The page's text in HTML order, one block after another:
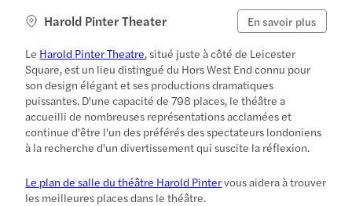
Harold Pinter Theater En savoir plus
Le Harold Pinter Theatre, situé juste à côté de Leicester
Square, est un lieu distingué du Hors West End connu pour
son design élégant et ses productions dramatiques
puissantes. D'une capacité de 798 places, le théâtre a
accueilli de nombreuses représentations acclamées et
continue d'être l'un des préférés des spectateurs londoniens
à la recherche d'un divertissement qui suscite la réflexion.
Le plan de salle du théâtre Harold Pintervous aidera à trouver
les meilleures places dans le théâtre.